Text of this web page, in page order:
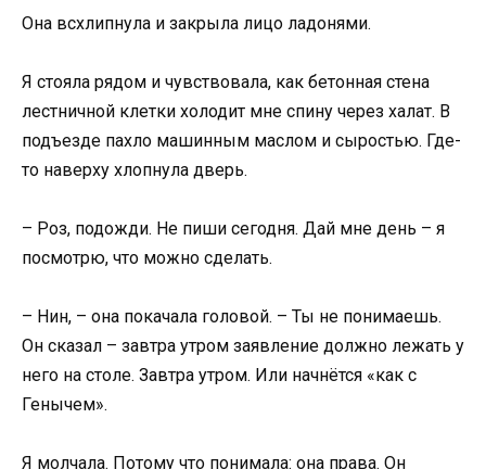
Она всхлипнула и закрыла лицо ладонями.
Я стояла рядом и чувствовала, как бетонная стена
лестничной клетки холодит мне спину через халат. В
подъезде пахло машинным маслом и сыростью. Где-
то наверху хлопнула дверь.
– Роз, подожди. Не пиши сегодня. Дай мне день – я
посмотрю, что можно сделать.
– Нин, – она покачала головой. – Ты не понимаешь.
Он сказал – завтра утром заявление должно лежать у
него на столе. Завтра утром. Или начнётся «как с
Генычем».
Я молчала. Потому что понимала: она права. Он